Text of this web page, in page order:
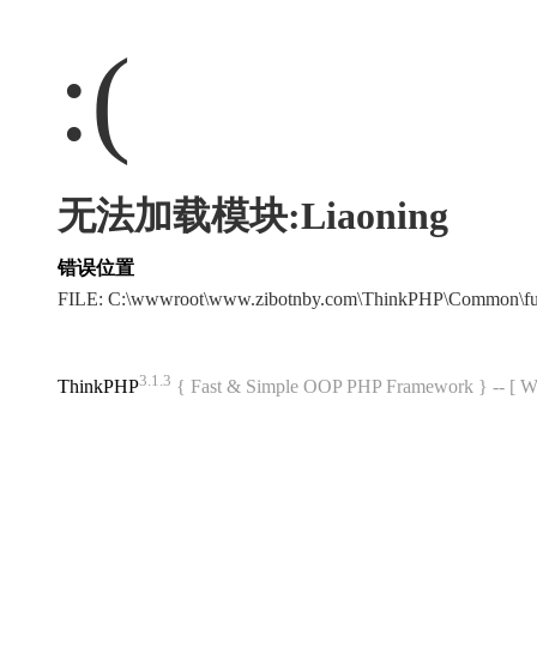
:(
无法加载模块:Liaoning
错误位置
FILE:
ThinkPHP3.1.3 { Fast & Simple OOP PHP Framework } -- [